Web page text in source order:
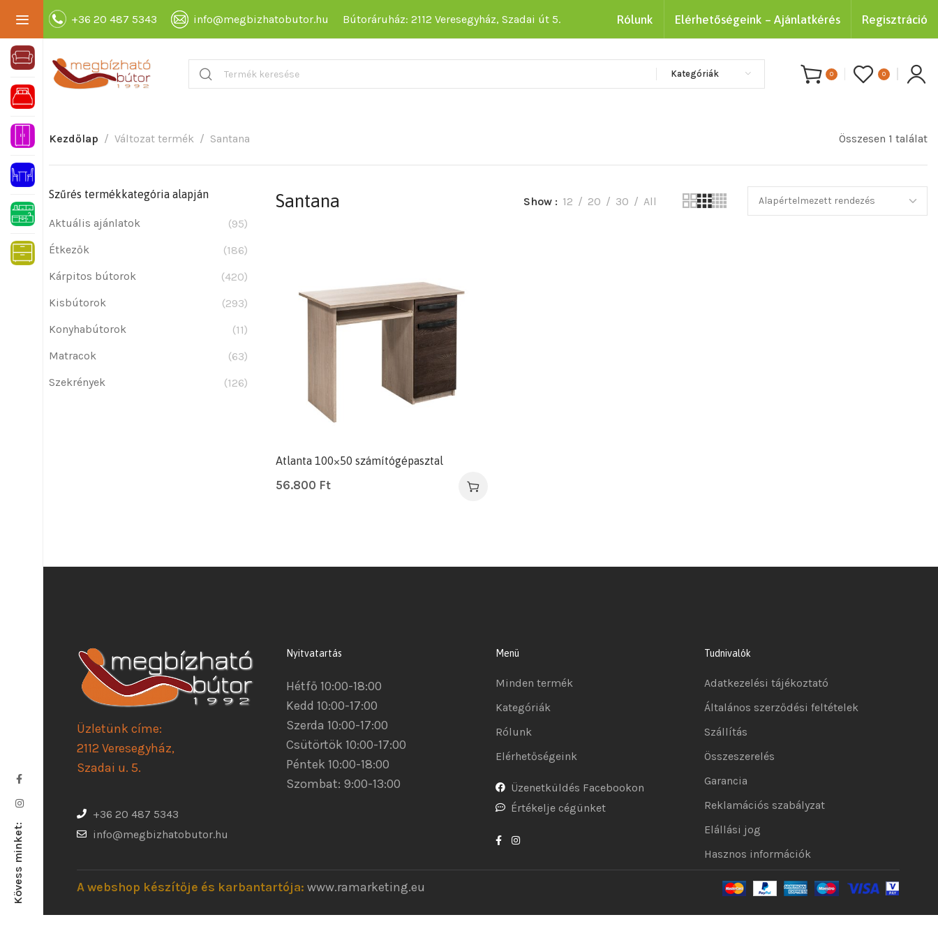
+36 20 487 5343 info@megbizhatobutor.hu Bútoráruház: 2112 Veresegyház, Szadai út 5. Rólunk Elérhetőségeink – Ajánlatkérés Regisztráció
Kategóriák 0 0
Kezdőlap Változat termék Santana Összesen 1 találat
Szűrés termékkategória alapján
Aktuális ajánlatok
(95)
Étkezők
(186)
Kárpitos bútorok
(420)
Kisbútorok
(293)
Konyhabútorok
(11)
Matracok
(63)
Szekrények
(126)
Santana Show 12 20 30 All
Atlanta 100×50 számítógépasztal
56.800 Ft
Üzletünk címe:
2112 Veresegyház,
Szadai u. 5.
+36 20 487 5343
info@megbizhatobutor.hu
Nyitvatartás
Hétfő 10:00-18:00
Kedd 10:00-17:00
Szerda 10:00-17:00
Csütörtök 10:00-17:00
Péntek 10:00-18:00
Szombat: 9:00-13:00
Menü
Minden termék
Kategóriák
Rólunk
Elérhetőségeink
Üzenetküldés Facebookon
Értékelje cégünket
Tudnivalók
Adatkezelési tájékoztató
Általános szerződési feltételek
Szállítás
Összeszerelés
Garancia
Reklamációs szabályzat
Elállási jog
Hasznos információk
A webshop készítője és karbantartója: www.ramarketing.eu
Kövess minket: